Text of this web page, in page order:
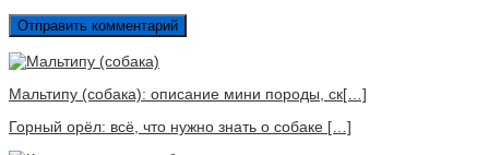
Мальтипу (собака): описание мини породы, ск[…]
Горный орёл: всё, что нужно знать о собаке […]